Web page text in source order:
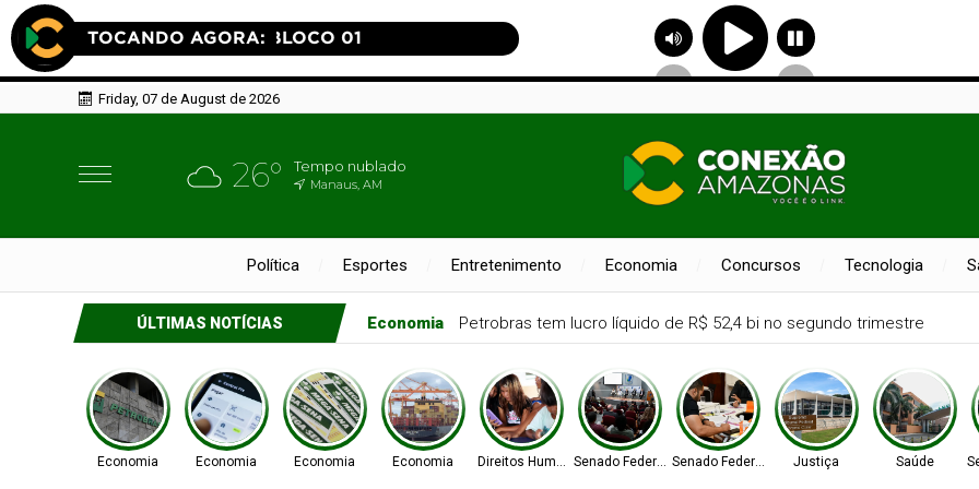
Friday, 07 de August de 2026
26° Tempo nublado
Manaus, AM
Política Esportes Entretenimento Economia Concursos Tecnologia
ÚLTIMAS NOTÍCIAS Economia Pix amplia participação nos pagamentos em bares e restaurantes
Economia Economia Economia Economia Direitos HumanosSenado Federal Senado Federal Justiça Saúde